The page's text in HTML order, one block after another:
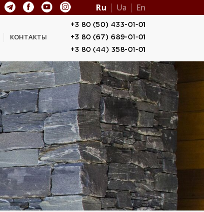
Ru Ua En
КОНТАКТЫ
+3 80 (50) 433-01-01
+3 80 (67) 689-01-01
+3 80 (44) 358-01-01